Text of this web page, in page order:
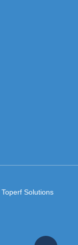
Toperf Solutions